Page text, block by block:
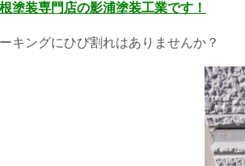
塗装専門店の影浦塗装工業です！
キングにひび割れはありませんか？